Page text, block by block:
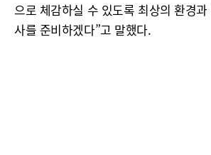
으로 체감하실 수 있도록 최상의 환경
사를 준비하겠다”고 말했다.